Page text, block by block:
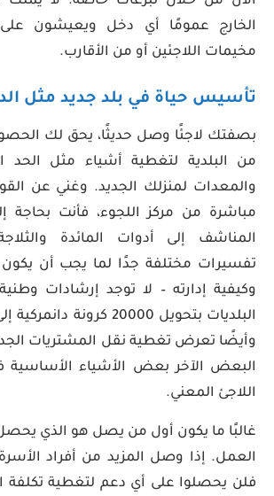
الخارج عمومًا أي دخل ويعيشون
مخيمات اللاجئين أو من الأقارب.
تأسيس حياة في بلد جديد مثل
بصفتك لاجئًا وصل حديثًا، يحق لك
من البلدية لتغطية أشياء مثل الحد
والمعدات لمنزلك الجديد. وغني عن
مباشرة من مركز اللجوء، فأنت
المناشف إلى أدوات المائدة
تفسيرات مختلفة جدًا لما يجب أن يكون
وكيفية إدارته – لا توجد إرشادات
البلديات بتحويل 20000
وأيضًا تعرض تغطية نقل المشتريات
البعض الآخر بعض الأشياء الأساسية
اللاجئ المعني.
غالبًا ما يكون أول من يصل هو الذي
العمل. إذا وصل المزيد من أفراد
فلن يحصلوا على أي دعم لتغطية تكلفة